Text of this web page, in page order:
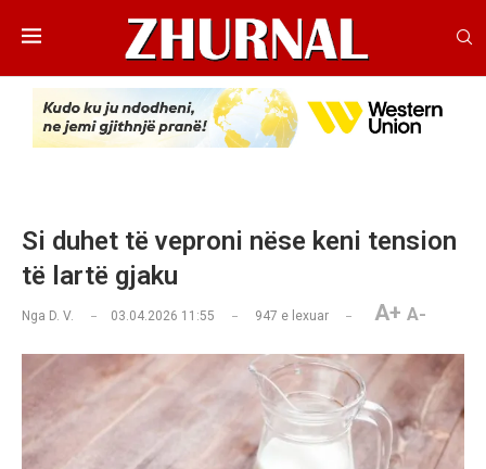
Si duhet të veproni nëse keni tension
të lartë gjaku
Nga D. V. 03.04.2026 11:55 947 e lexuar A+ A-